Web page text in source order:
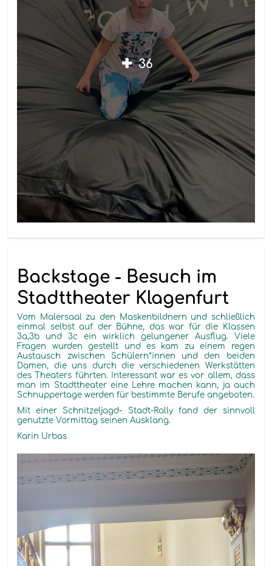
36
Backstage - Besuch im
Stadttheater Klagenfurt
Vom Malersaal zu den Maskenbildnern und schließlich
einmal selbst auf der Bühne, das war für die Klassen
3a,3b und 3c ein wirklich gelungener Ausflug. Viele
Fragen wurden gestellt und es kam zu einem regen
Austausch zwischen Schülern*innen und den beiden
Damen, die uns durch die verschiedenen Werkstätten
des Theaters führten. Interessant war es vor allem, dass
man im Stadttheater eine Lehre machen kann, ja auch
Schnuppertage werden für bestimmte Berufe angeboten.
Mit einer Schnitzeljagd- Stadt-Rally fand der sinnvoll
genutzte Vormittag seinen Ausklang.
Karin Urbas